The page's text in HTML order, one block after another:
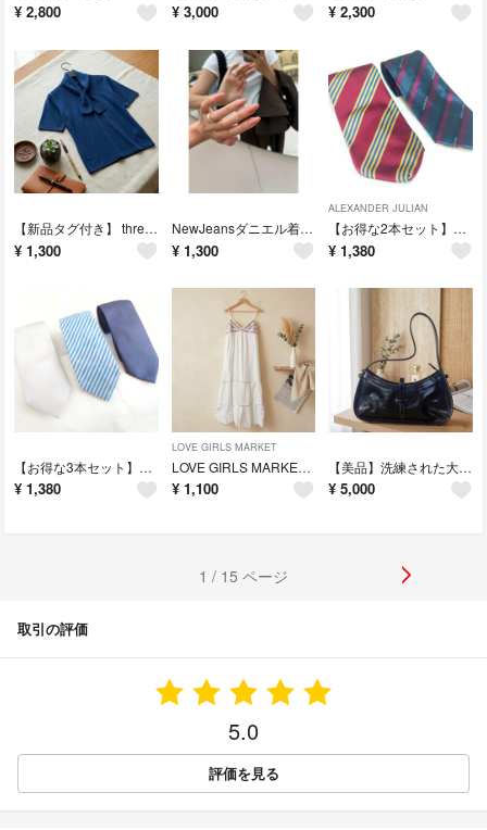
¥ 2,800 ¥ 3,000 ¥ 2,300
【新品タグ付き】 threebell 2way半袖ニット タイ付き 綿100%
¥ 1,300
NewJeansダニエル着用✨FINGER SUIT ネイルチップローズベージュ
¥ 1,300
ALEXANDER JULIAN
【お得な2本セット】アレキサンダージュリアン パコラバンヌ ネクタイ ボルドー
¥ 1,380
​【お得な3本セット】ブリックハウス他 ネクタイ ビジネス 就活 結婚式 まとめ
¥ 1,380
LOVE GIRLS MARKET
LOVE GIRLS MARKET 刺繍ロングワンピース リゾート 白 Mサイズ
¥ 1,100
【美品】洗練された大人デザイン ブラックレザー ハンドバッグ
¥ 5,000
1 / 15 ページ
取引の評価
5.0
評価を見る